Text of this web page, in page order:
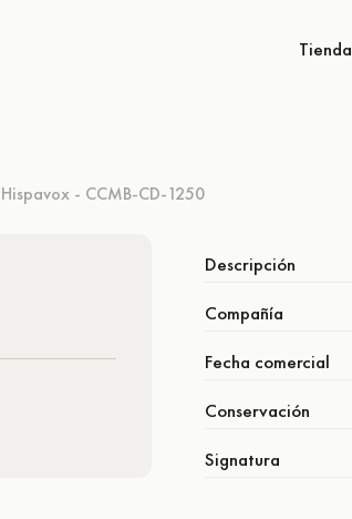
Tienda
- CCMB-CD-1250
Descripción
Compañía
Fecha comercial
Conservación
Signatura